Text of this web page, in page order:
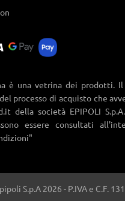
è una vetrina dei prodotti.
processo di acquisto che
della società EPIPOLI
essere consultati
S.p.A 2026 - P.IVA e C.F.